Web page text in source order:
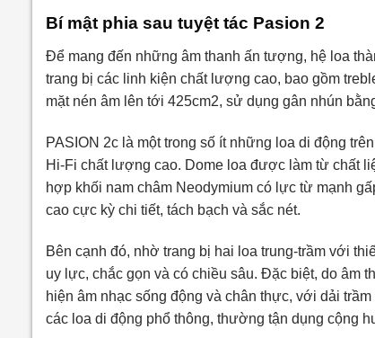
Bí mật phia sau tuyệt tác Pasion 2
Để mang đến những âm thanh ấn tượng, hệ loa
trang bị các linh kiện chất lượng cao, bao gồm
mặt nén âm lên tới 425cm2, sử dụng gân nhún
PASION 2c là một trong số ít những loa di động
Hi-Fi chất lượng cao. Dome loa được làm từ chất
hợp khối nam châm Neodymium có lực từ mạnh
cao cực kỳ chi tiết, tách bạch và sắc nét.
Bên cạnh đó, nhờ trang bị hai loa trung-trầm với
uy lực, chắc gọn và có chiều sâu. Đặc biệt, do âm
hiện âm nhạc sống động và chân thực, với dải
các loa di động phổ thông, thường tận dụng cộng